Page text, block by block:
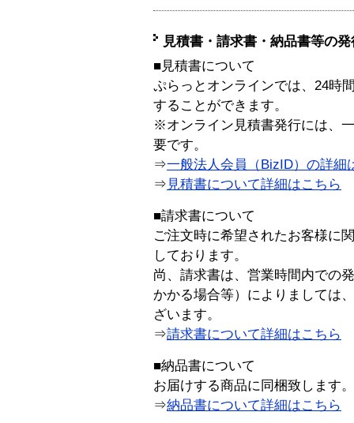
見積書・請求書・納品書等の
■見積書について
ぷらっとオンラインでは、24時
することができます。
※オンライン見積書発行には、
要です。
⇒一般法人会員（BizID）の詳細
⇒ 見積書について詳細はこちら
■請求書について
ご注文時に希望されたお客様に
しております。
尚、請求書は、営業時間内での
かかる場合等）によりましては
ざいます。
⇒請求書について詳細はこちら
■納品書について
お届けする商品に同梱致します。
⇒納品書について詳細はこちら